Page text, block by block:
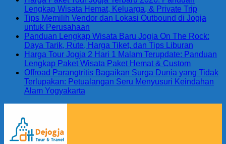
Lengkap Wisata Hemat, Keluarga, & Private Trip
Tips Memilih Vendor dan Lokasi Outbound di Jogja
untuk Perusahaan
Panduan Lengkap Wisata Baru Jogja On The Rock:
Daya Tarik, Rute, Harga Tiket, dan Tips Liburan
Harga Tour Jogja 2 Hari 1 Malam Terupdate: Panduan
Lengkap Paket Wisata Paket Hemat & Custom
Offroad Parangtritis Bagaikan Surga Dunia yang Tidak
Terlupakan: Petualangan Seru Menyusuri Keindahan
Alam Yogyakarta